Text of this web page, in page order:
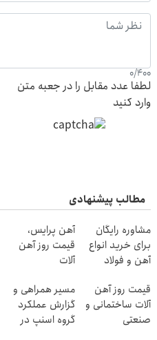
0/400
لطفا عدد مقابل را در جعبه متن
وارد کنید
مطالب پیشنهادی
مشاوره رایگان
برای خرید انواع
آهن و فولاد
آهن پرایس،
قیمت روز آهن
آلات
قیمت روز آهن
آلات ساختمانی و
صنعتی
مسیر همراهی و
گزارش عملکرد
گروه اسنپ در